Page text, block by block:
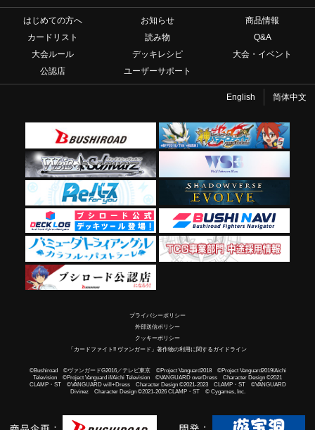
はじめての方へ お知らせ
商品情報
カードリスト
読み物
Q&A
大会ルール
デッキレシピ
大会・イベント
公認店
ユーザーサポート
English 简体中文
プライバシーポリシー
外部送信ポリシー
クッキーポリシー
「カードファイト!! ヴァンガード」著作物の利用に関するガイドライン
©Bushiroad ©ヴァンガードG2016／テレビ東京 ©Project Vanguard2018 ©Project Vanguard2019/Aichi
Television ©Project Vanguard if/Aichi Television ©VANGUARD overDress Character Design ©2021
CLAMP・ST ©VANGUARD will+Dress Character Design ©2021-2023 CLAMP・ST ©VANGUARD
Divinez Character Design ©2021-2026 CLAMP・ST © Cygames, Inc.